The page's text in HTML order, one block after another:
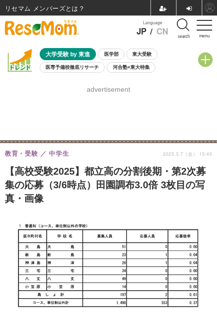
menu
Language
JP / CN search
大学受験 by 東進 医学部 東大受験
医専予備校徹底リサーチ 河合塾×東大特集
8月開催学校説明会・相談会
advertisement
【高校受験2025】都立高の分割後期・第2次募
集の応募（3/6時点）田園調布3.0倍 3枚目の写
真・画像
教育・受験 中学生 2025.3.7（金） 13:45
リセマム メンバーズ